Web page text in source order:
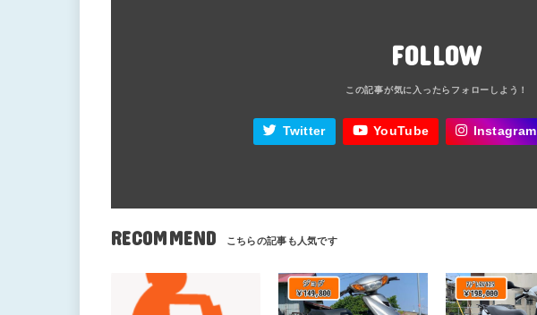
FOLLOW
Twitter YouTube Instagram
RECOMMEND